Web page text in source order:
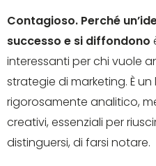
Contagioso. Perché
successo e si diffondono
interessanti per chi vuole
strategie di marketing. È
rigorosamente analitico,
creativi, essenziali per
distinguersi, di farsi notare.